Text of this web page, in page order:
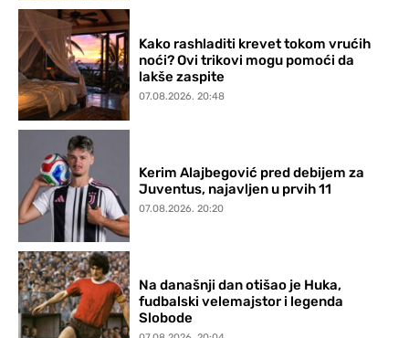
Kako rashladiti krevet tokom vrućih
noći? Ovi trikovi mogu pomoći da
lakše zaspite
07.08.2026. 20:48
Kerim Alajbegović pred debijem za
Juventus, najavljen u prvih 11
07.08.2026. 20:20
Na današnji dan otišao je Huka,
fudbalski velemajstor i legenda
Slobode